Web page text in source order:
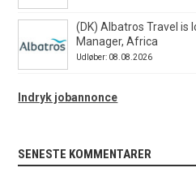
(DK) Albatros Travel is
Manager, Africa
Udløber: 08.08.2026
Indryk jobannonce
SENESTE KOMMENTARER